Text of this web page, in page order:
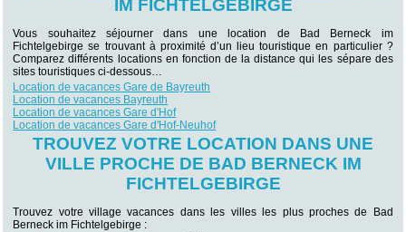
IM FICHTELGEBIRGE
Vous souhaitez séjourner dans une location de Bad Berneck im
Fichtelgebirge se trouvant à proximité d’un lieu touristique en particulier ?
Comparez différents locations en fonction de la distance qui les sépare des
sites touristiques ci-dessous…
Location de vacances Gare de Bayreuth
Location de vacances Bayreuth
Location de vacances Gare d'Hof
Location de vacances Gare d'Hof-Neuhof
TROUVEZ VOTRE LOCATION DANS UNE
VILLE PROCHE DE BAD BERNECK IM
FICHTELGEBIRGE
Trouvez votre village vacances dans les villes les plus proches de Bad
Berneck im Fichtelgebirge :